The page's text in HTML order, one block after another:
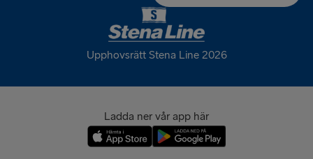
France (EUR)
International (EUR)
Upphovsrätt Stena Line 2026
Ladda ner vår app här